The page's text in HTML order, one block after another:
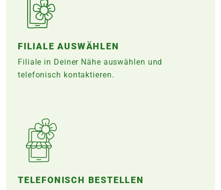
FILIALE AUSWÄHLEN
Filiale in Deiner Nähe auswählen und
telefonisch kontaktieren.
TELEFONISCH BESTELLEN